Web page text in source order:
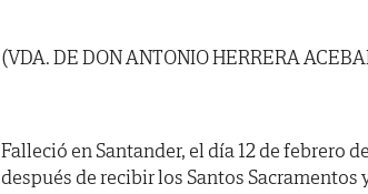
(VDA. DE DON ANTONIO HERRERA
Falleció en Santander, el día 12 de febrero
después de recibir los Santos